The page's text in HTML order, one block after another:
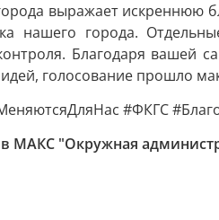
выражает искреннюю
нашего города.
Благодаря вашей
голосование прошло
#ФКГС
МАКС "Окружная